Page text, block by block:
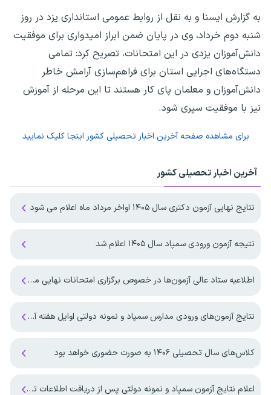
به گزارش ایسنا و به نقل از روابط عمومی استانداری یزد در روز
شنبه دوم خرداد، وی در پایان ضمن ابراز امیدواری برای موفقیت
دانش‌آموزان یزدی در این امتحانات، تصریح کرد: تمامی
دستگاه‌های اجرایی استان برای فراهم‌سازی آرامش خاطر
دانش‌آموزان و معلمان پای کار هستند تا این مرحله از آموزش
نیز با موفقیت سپری شود.
برای مشاهده صفحه آخرین اخبار تحصیلی کشور اینجا کلیک نمایید
آخرین اخبار تحصیلی کشور
نتایج نهایی آزمون دکتری سال ۱۴۰۵ اواخر مرداد ماه اعلام می شود
نتیجه آزمون ورودی سمپاد سال ۱۴۰۵ اعلام شد
اطلاعیه ستاد عالی آزمون‌ها در خصوص برگزاری امتحانات نهایی معوق در چهار استان جنوبی کشور
نتایج آزمون‌های ورودی مدارس سمپاد و نمونه دولتی اوایل هفته آینده منتشر می‌شود
کلاس‌های سال تحصیلی ۱۴۰۶ به صورت حضوری خواهد بود
اعلام نتایج آزمون سمپاد و نمونه دولتی پس از دریافت اطلاعات تکمیلی از وزارت آموزش و پرورش